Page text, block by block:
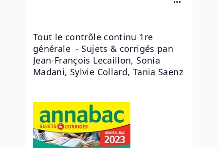
Tout le contrôle continu 1re
générale  - Sujets & corrigés pan
Jean-François Lecaillon, Sonia
Madani, Sylvie Collard, Tania Saenz